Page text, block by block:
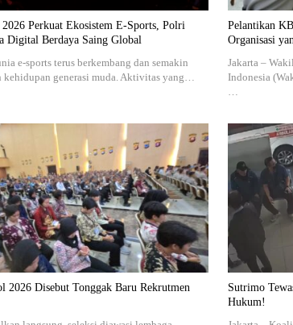
Perkuat Ekosistem E-Sports, Polri
Digital Berdaya Saing Global
e-sports terus berkembang dan semakin
kehidupan generasi muda. Aktivitas yang…
Pelantikan
Organisasi
Jakarta –
Indonesia
2026 Disebut Tonggak Baru Rekrutmen
Sutrimo
Hukum!